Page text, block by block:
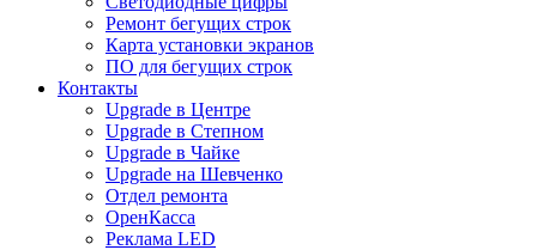
Ремонт бегущих строк
Карта установки экранов
ПО для бегущих строк
Контакты
Upgrade в Центре
Upgrade в Степном
Upgrade в Чайке
Upgrade на Шевченко
Отдел ремонта
ОренКасса
Реклама LED